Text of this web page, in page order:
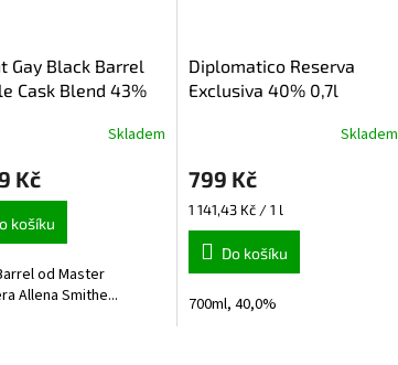
Gay Black Barrel
Cask Blend 43%
Skladem
Kč
košíku
od Master
Allena Smithe...
Diplomatico Reserva
Exclusiva 40% 0,7l
Skladem
799 Kč
Měrná
cena:
1 141,43 Kč / 1 l
Do košíku
700ml, 40,0%